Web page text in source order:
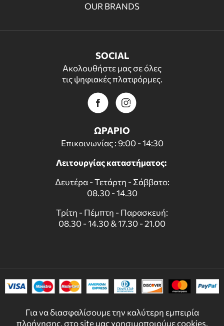
Για να διασφαλίσουμε την καλύτερη εμπειρία
πλοήγησης, στο site μας χρησιμοποιούμε cookies.
OUR BRANDS
SOCIAL
Ακολουθήστε μας σε όλες
τις ψηφιακές πλατφόρμες.
ΩΡΑΡΙΟ
Επικοινωνίας : 9:00 - 14:30
Λειτουργίας καταστήματος:
Δευτέρα - Τετάρτη - Σάββατο:
08.30 - 14.30
Τρίτη - Πέμπτη - Παρασκευή:
08.30 - 14.30 & 17.30 - 21.00